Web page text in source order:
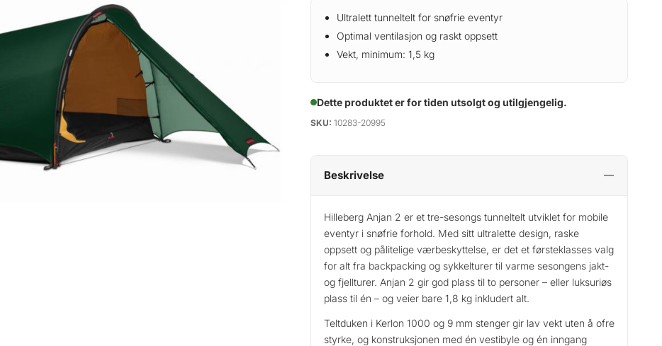
Ultralett tunneltelt for snøfrie eventyr
Optimal ventilasjon og raskt oppsett
Vekt, minimum: 1,5 kg
Dette produktet er for tiden utsolgt og utilgjengelig.
SKU: 10283-20995
Beskrivelse
Hilleberg Anjan 2 er et tre-sesongs tunneltelt utviklet for mobile
eventyr i snøfrie forhold. Med sitt ultralette design, raske
oppsett og pålitelige værbeskyttelse, er det et førsteklasses valg
for alt fra backpacking og sykkelturer til varme sesongens jakt-
og fjellturer. Anjan 2 gir god plass til to personer – eller luksuriøs
plass til én – og veier bare 1,8 kg inkludert alt.
Teltduken i Kerlon 1000 og 9 mm stenger gir lav vekt uten å ofre
styrke, og konstruksjonen med én vestibyle og én inngang